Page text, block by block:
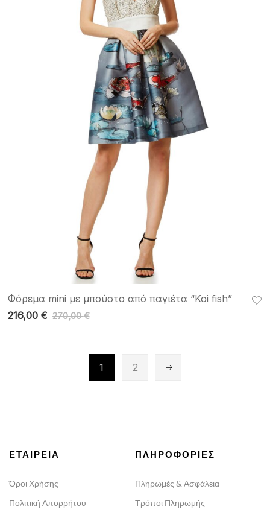
Φόρεμα mini με μπούστο από παγιέτα “Koi fish”
270,00€
216,00 €
1 2
ΕΤΑΙΡΕΙΑ
Όροι Χρήσης
Πολιτική Απορρήτου
ΠΛΗΡΟΦΟΡΙΕΣ
Πληρωμές & Ασφάλεια
Τρόποι Πληρωμής